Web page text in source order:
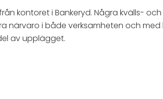
kontoret i Bankeryd. Några kvälls-
närvaro i både verksamheten och
av upplägget.